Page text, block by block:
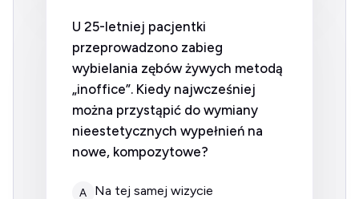
U 25-letniej pacjentki
przeprowadzono zabieg
wybielania zębów żywych metodą
„inoffice”. Kiedy najwcześniej
można przystąpić do wymiany
nieestetycznych wypełnień na
nowe, kompozytowe?
A na tej samej wizycie